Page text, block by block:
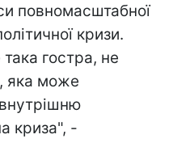
повномасштабної
кризи.
гостра, не
яка може
криза", -